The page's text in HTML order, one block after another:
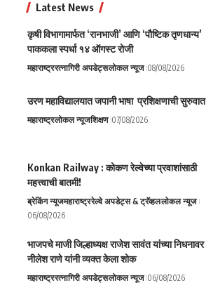
Latest News
कृषी विभागामार्फत ‘रानभाजी’ आणि ‘पौष्टिक तृणधान्य’
पाककला स्पर्धा १४ ऑगस्ट रोजी
महाराष्ट्ररत्नागिरी अपडेट्सलोकल न्यूज 08/08/2026
उरण महाविद्यालयात जपानी भाषा प्रशिक्षणाची सुरुवात
महाराष्ट्रलोकल न्यूजशिक्षण 07/08/2026
Konkan Railway : कोकण रेल्वेच्या प्रवाशांसाठी
महत्त्वाची बातमी!
ब्रेकिंग न्यूजमहाराष्ट्ररेल्वे अपडेट्स & ट्रॅव्हललोकल न्यूज
06/08/2026
भाजपचे माजी जिल्हाध्यक्ष राजेश सावंत यांच्या निधनावर
नीलेश राणे यांनी व्यक्त केला शोक
महाराष्ट्ररत्नागिरी अपडेट्सलोकल न्यूज 06/08/2026